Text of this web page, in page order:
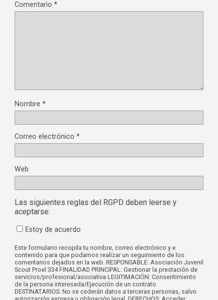
Comentario *
Nombre *
Correo electrónico *
Web
Las siguientes reglas del RGPD deben leerse y
aceptarse:
Estoy de acuerdo
Este formulario recopila tu nombre, correo electrónico y e
contenido para que podamos realizar un seguimiento de los
comentarios dejados en la web. RESPONSABLE: Asociación Juvenil
Scout Proel 334 FINALIDAD PRINCIPAL: Gestionar la prestación de
servicios/profesional/asociativa LEGITIMACIÓN: Consentimiento
de la persona interesada/Ejecución de un contrato
DESTINATARIOS: No se cederán datos a terceras personas, salvo